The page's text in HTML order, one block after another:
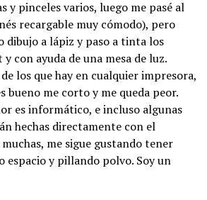
y pinceles varios, luego me pasé al
recargable muy cómodo), pero
dibujo a lápiz y paso a tinta los
con ayuda de una mesa de luz.
los que hay en cualquier impresora,
bueno me corto y me queda peor.
es informático, e incluso algunas
hechas directamente con el
me sigue gustando tener
espacio y pillando polvo. Soy un